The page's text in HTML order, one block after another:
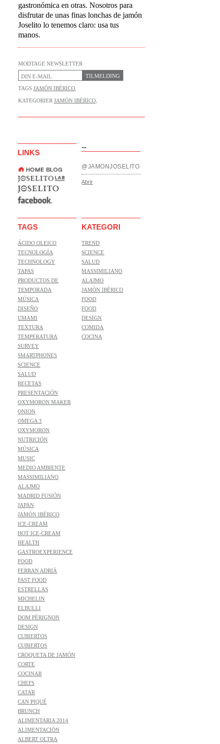
gastronómica en otras. Nosotros para
disfrutar de unas finas lonchas de jamón
Joselito lo tenemos claro: usa tus
manos.
MODTAGE NEWSLETTER
TILMELDING
TAGS JAMÓN IBÉRICO,
KATEGORIER JAMÓN IBÉRICO,
--
LINKS
@JAMONJOSELITO
Abrir
TAGS
ÁCIDO OLEICO
TECNOLOGÍA
TECHNOLOGY
TAPAS
PRODUCTOS DE
TEMPORADA
MÚSICA
DISEÑO
UMAMI
TEXTURA
TEMPERATURA
SURVEY
SMARTPHONES
SCIENCE
SALUD
RECETAS
PRESENTACIÓN
OXYMORON MAKER
ONION
OMEGA 3
OXYMORON
NUTRICIÓN
MÚSICA
MUSIC
MEDIO AMBIENTE
MASSIMILIANO
ALAJMO
MADRID FUSIÓN
JAPAN
JAMÓN IBÉRICO
ICE-CREAM
HOT ICE-CREAM
HEALTH
GASTROEXPERIENCE
FOOD
FERRAN ADRIÀ
FAST FOOD
ESTRELLAS
MICHELIN
ELBULLI
DOM PÉRIGNON
DESIGN
CUBIERTOS
CUBIERTOS
CROQUETA DE JAMÓN
CORTE
COCINAR
CHEFS
CATAR
CAN PIQUÉ
BRUNCH
ALIMENTARIA 2014
ALIMENTACIÓN
ALBERT OLTRA
KATEGORI
TREND
SCIENCE
SALUD
MASSIMILIANO
ALAJMO
JAMÓN IBÉRICO
FOOD
FOOD
DESIGN
COMIDA
COCINA